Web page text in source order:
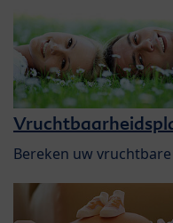
Bereken uw